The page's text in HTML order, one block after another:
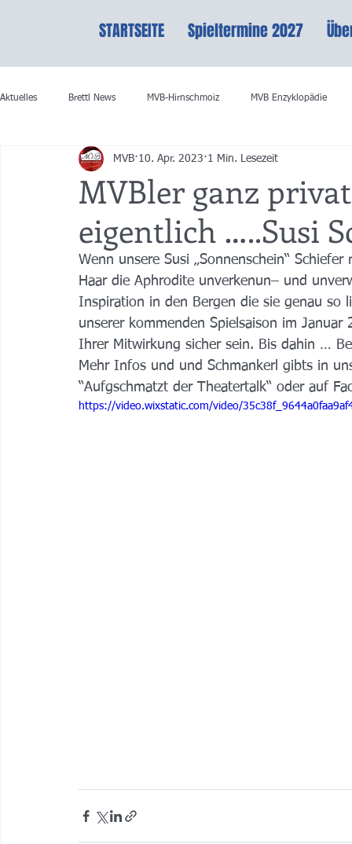
STARTSEITE Spieltermine 2027
Aktuelles Brettl News MVB-Hirnschmoiz MVB Enzyklopädie
MVBler ganz
eigentlich …..Susi
MVB 10. Apr. 2023 1 Min. Lesezeit
Wenn unsere Susi „Sonnenschein“
Haar die Aphrodite unverkenun– und
Inspiration in den Bergen die sie genau
unserer kommenden Spielsaison im
Ihrer Mitwirkung sicher sein. Bis dahin …
Mehr Infos und und Schmankerl gibts in
“Aufgschmatzt der Theatertalk“ oder auf
https://video.wixstatic.com/video/